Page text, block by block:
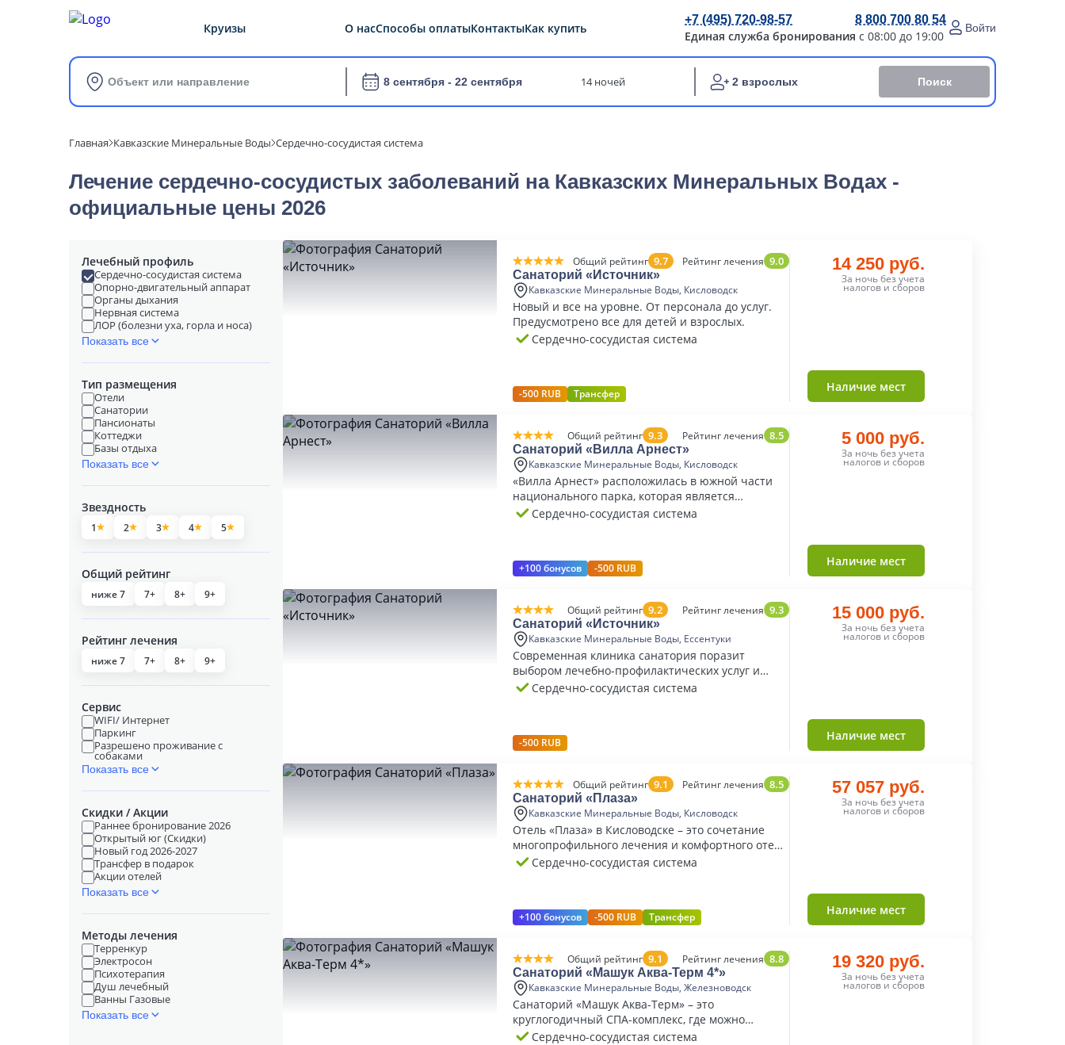
Круизы О насСпособы оплатыКонтактыКак купить
+7 (495) 720-98-57 8 800 700 80 54
Единая служба бронирования с 08:00 до 19:00
Войти
Объект или направление 8 сентября - 22 сентября 14 ночей 2 взрослых Поиск
Главная Кавказские Минеральные Воды Сердечно-сосудистая система
Лечение сердечно-сосудистых заболеваний на Кавказских Минеральных Водах -
официальные цены 2026
Лечебный профиль
Сердечно-сосудистая система
Опорно-двигательный аппарат
Органы дыхания
Нервная система
ЛОР (болезни уха, горла и носа)
Показать все
Тип размещения
Отели
Санатории
Пансионаты
Коттеджи
Базы отдыха
Показать все
Звездность
1 2 3 4 5
Общий рейтинг
ниже 7 7+ 8+ 9+
Рейтинг лечения
ниже 7 7+ 8+ 9+
Сервис
WIFI/ Интернет
Паркинг
Разрешено проживание с
собаками
Показать все
Скидки / Акции
Раннее бронирование 2026
Открытый юг (Скидки)
Новый год 2026-2027
Трансфер в подарок
Акции отелей
Показать все
Методы лечения
Терренкур
Электросон
Психотерапия
Душ лечебный
Ванны Газовые
Показать все
Общий рейтинг 9.7 Рейтинг лечения 9.0
Санаторий «Источник»
Кавказские Минеральные Воды, Кисловодск
Новый и все на уровне. От персонала до услуг.
Предусмотрено все для детей и взрослых.
Сердечно-сосудистая система
-500 RUB Трансфер
14 250 руб.
За ночь без учета
налогов и сборов
Наличие мест
Общий рейтинг 9.3 Рейтинг лечения 8.5
Санаторий «Вилла Арнест»
Кавказские Минеральные Воды, Кисловодск
«Вилла Арнест» расположилась в южной части
национального парка, которая является
наиболее живописной и уединенной.
Сердечно-сосудистая система
+100 бонусов -500 RUB
5 000 руб.
За ночь без учета
налогов и сборов
Наличие мест
Общий рейтинг 9.2 Рейтинг лечения 9.3
Санаторий «Источник»
Кавказские Минеральные Воды, Ессентуки
Современная клиника санатория поразит
выбором лечебно-профилактических услуг и
новейшим медицинским оборудованием.
Сердечно-сосудистая система
-500 RUB
15 000 руб.
За ночь без учета
налогов и сборов
Наличие мест
Общий рейтинг 9.1 Рейтинг лечения 8.5
Санаторий «Плаза»
Кавказские Минеральные Воды, Кисловодск
Отель «Плаза» в Кисловодске – это сочетание
многопрофильного лечения и комфортного отеля
5* с премиальным уровнем сервиса.
Сердечно-сосудистая система
+100 бонусов -500 RUB Трансфер
57 057 руб.
За ночь без учета
налогов и сборов
Наличие мест
Общий рейтинг 9.1 Рейтинг лечения 8.8
Санаторий «Машук Аква-Терм 4*»
Кавказские Минеральные Воды, Железноводск
Санаторий «Машук Аква-Терм» – это
круглогодичный СПА-комплекс, где можно
воспользоваться собственными итальянскими
Сердечно-сосудистая система
19 320 руб.
За ночь без учета
налогов и сборов